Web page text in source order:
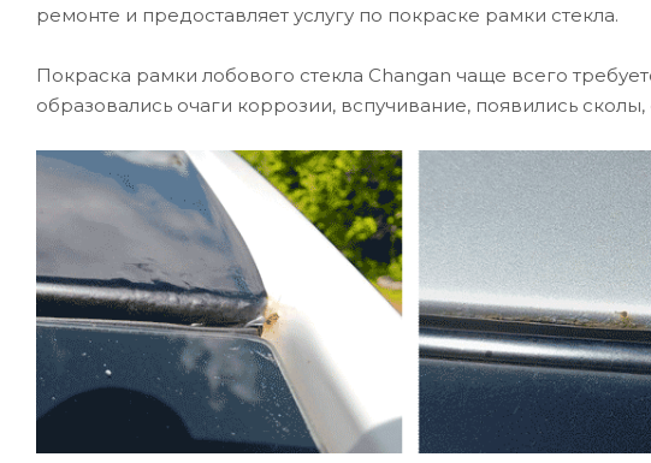
ремонте и предоставляет услугу по покраске рамки стекла.
Покраска рамки лобового стекла Changan чаще всего
образовались очаги коррозии, вспучивание, появились